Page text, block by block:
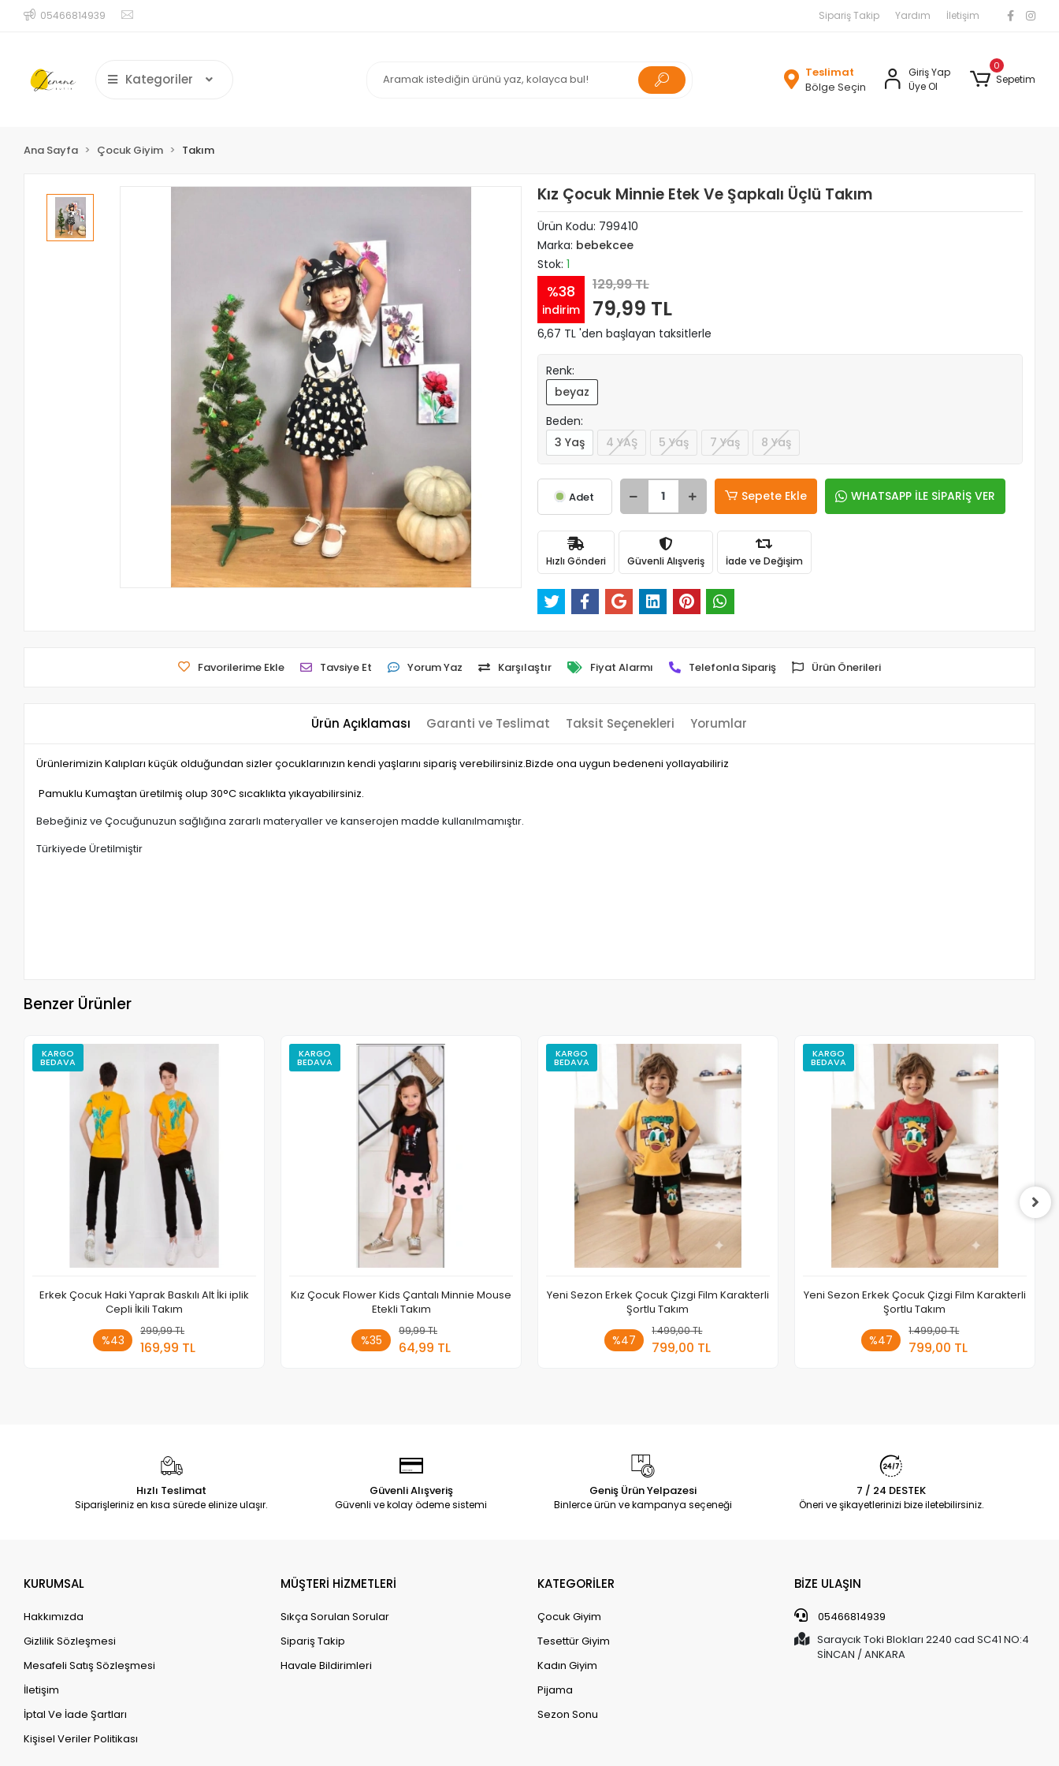
05466814939 Sipariş Takip Yardım İletişim
Kategoriler
Teslimat
Bölge Seçin
Giriş Yap
Üye Ol
0
Sepetim
Ana Sayfa Çocuk Giyim Takım
Kız Çocuk Minnie Etek Ve Şapkalı Üçlü Takım
Ürün Kodu: 799410
Marka: bebekcee
Stok: 1
%38
indirim
129,99 TL
79,99 TL
6,67 TL 'den başlayan taksitlerle
Renk:
beyaz
Beden:
3 Yaş
4 YAŞ 5 Yaş 7 Yaş 8 Yaş
Adet Sepete Ekle WHATSAPP İLE SİPARİŞ VER
Hızlı Gönderi Güvenli Alışveriş İade ve Değişim
Favorilerime Ekle Tavsiye Et Yorum Yaz Karşılaştır Fiyat Alarmı Telefonla Sipariş Ürün Önerileri
Ürün Açıklaması Garanti ve Teslimat Taksit Seçenekleri Yorumlar
Ürünlerimizin Kalıpları küçük olduğundan sizler çocuklarınızın kendi yaşlarını sipariş verebilirsiniz.Bizde ona uygun bedeneni yollayabiliriz
Pamuklu Kumaştan üretilmiş olup 30°C sıcaklıkta yıkayabilirsiniz.
Bebeğiniz ve Çocuğunuzun sağlığına zararlı materyaller ve kanserojen madde kullanılmamıştır.
Türkiyede Üretilmiştir
Benzer Ürünler
KARGO
BEDAVA
Erkek Çocuk Haki Yaprak Baskılı Alt İki iplik
Cepli İkili Takım
%43
299,99 TL
169,99 TL
Sepete Ekle
KARGO
BEDAVA
Kız Çocuk Flower Kids Çantalı Minnie Mouse
Etekli Takım
%35
99,99 TL
64,99 TL
Sepete Ekle
KARGO
BEDAVA
Yeni Sezon Erkek Çocuk Çizgi Film Karakterli
Şortlu Takım
%47
1.499,00 TL
799,00 TL
Sepete Ekle
KARGO
BEDAVA
Yeni Sezon Erkek Çocuk Çizgi Film Karakterli
Şortlu Takım
%47
1.499,00 TL
799,00 TL
Sepete Ekle
Hızlı Teslimat
Siparişleriniz en kısa sürede elinize ulaşır.
Güvenli Alışveriş
Güvenli ve kolay ödeme sistemi
Geniş Ürün Yelpazesi
Binlerce ürün ve kampanya seçeneği
7 / 24 DESTEK
Öneri ve şikayetlerinizi bize iletebilirsiniz.
KURUMSAL
Hakkımızda
Gizlilik Sözleşmesi
Mesafeli Satış Sözleşmesi
İletişim
İptal Ve İade Şartları
Kişisel Veriler Politikası
MÜŞTERİ HİZMETLERİ
Sıkça Sorulan Sorular
Sipariş Takip
Havale Bildirimleri
KATEGORİLER
Çocuk Giyim
Tesettür Giyim
Kadın Giyim
Pijama
Sezon Sonu
BİZE ULAŞIN
05466814939
Saraycık Toki Blokları 2240 cad SC41 NO:4
SİNCAN / ANKARA